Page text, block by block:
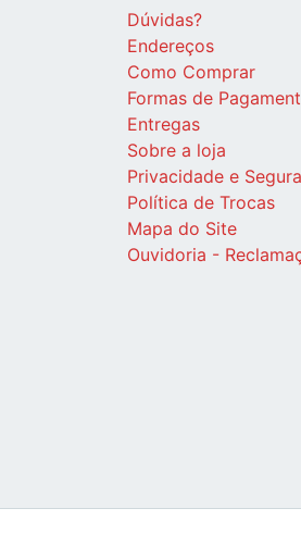
Dúvidas?
Endereços
Como Comprar
Formas de
Entregas
Sobre a loja
Privacidade e
Política de Trocas
Mapa do Site
Ouvidoria -